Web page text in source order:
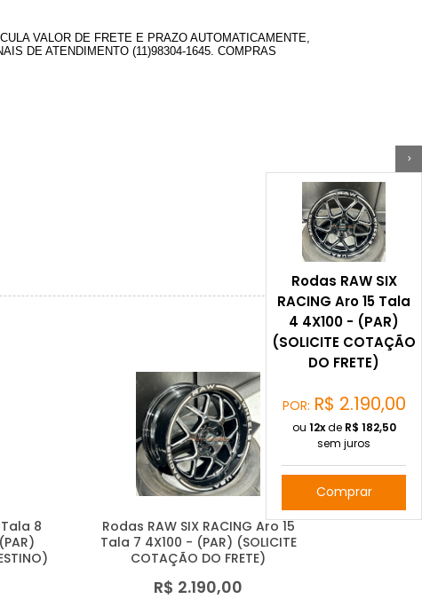
>
Rodas RAW SIX
RACING Aro 15 Tala
4 4X100 - (PAR)
(SOLICITE COTAÇÃO
DO FRETE)
POR: R$ 2.190,00
ou 12xde R$ 182,50
sem juros
Comprar
VALOR DE FRETE E PRAZO AUTOMATICAMENTE,
DE ATENDIMENTO (11)98304-1645. COMPRAS
Tala 8
Rodas RAW SIX RACING Aro 15
Tala 7 4X100 - (PAR) (SOLICITE
COTAÇÃO DO FRETE)
R$ 2.190,00